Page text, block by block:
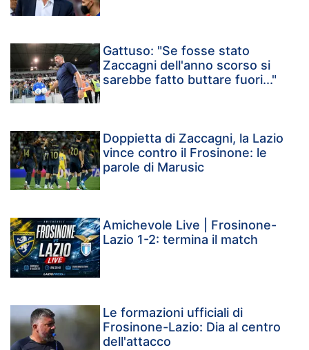
Gattuso: "Se fosse stato
Zaccagni dell'anno scorso si
sarebbe fatto buttare fuori..."
Doppietta di Zaccagni, la Lazio
vince contro il Frosinone: le
parole di Marusic
Amichevole Live | Frosinone-
Lazio 1-2: termina il match
Le formazioni ufficiali di
Frosinone-Lazio: Dia al centro
dell'attacco